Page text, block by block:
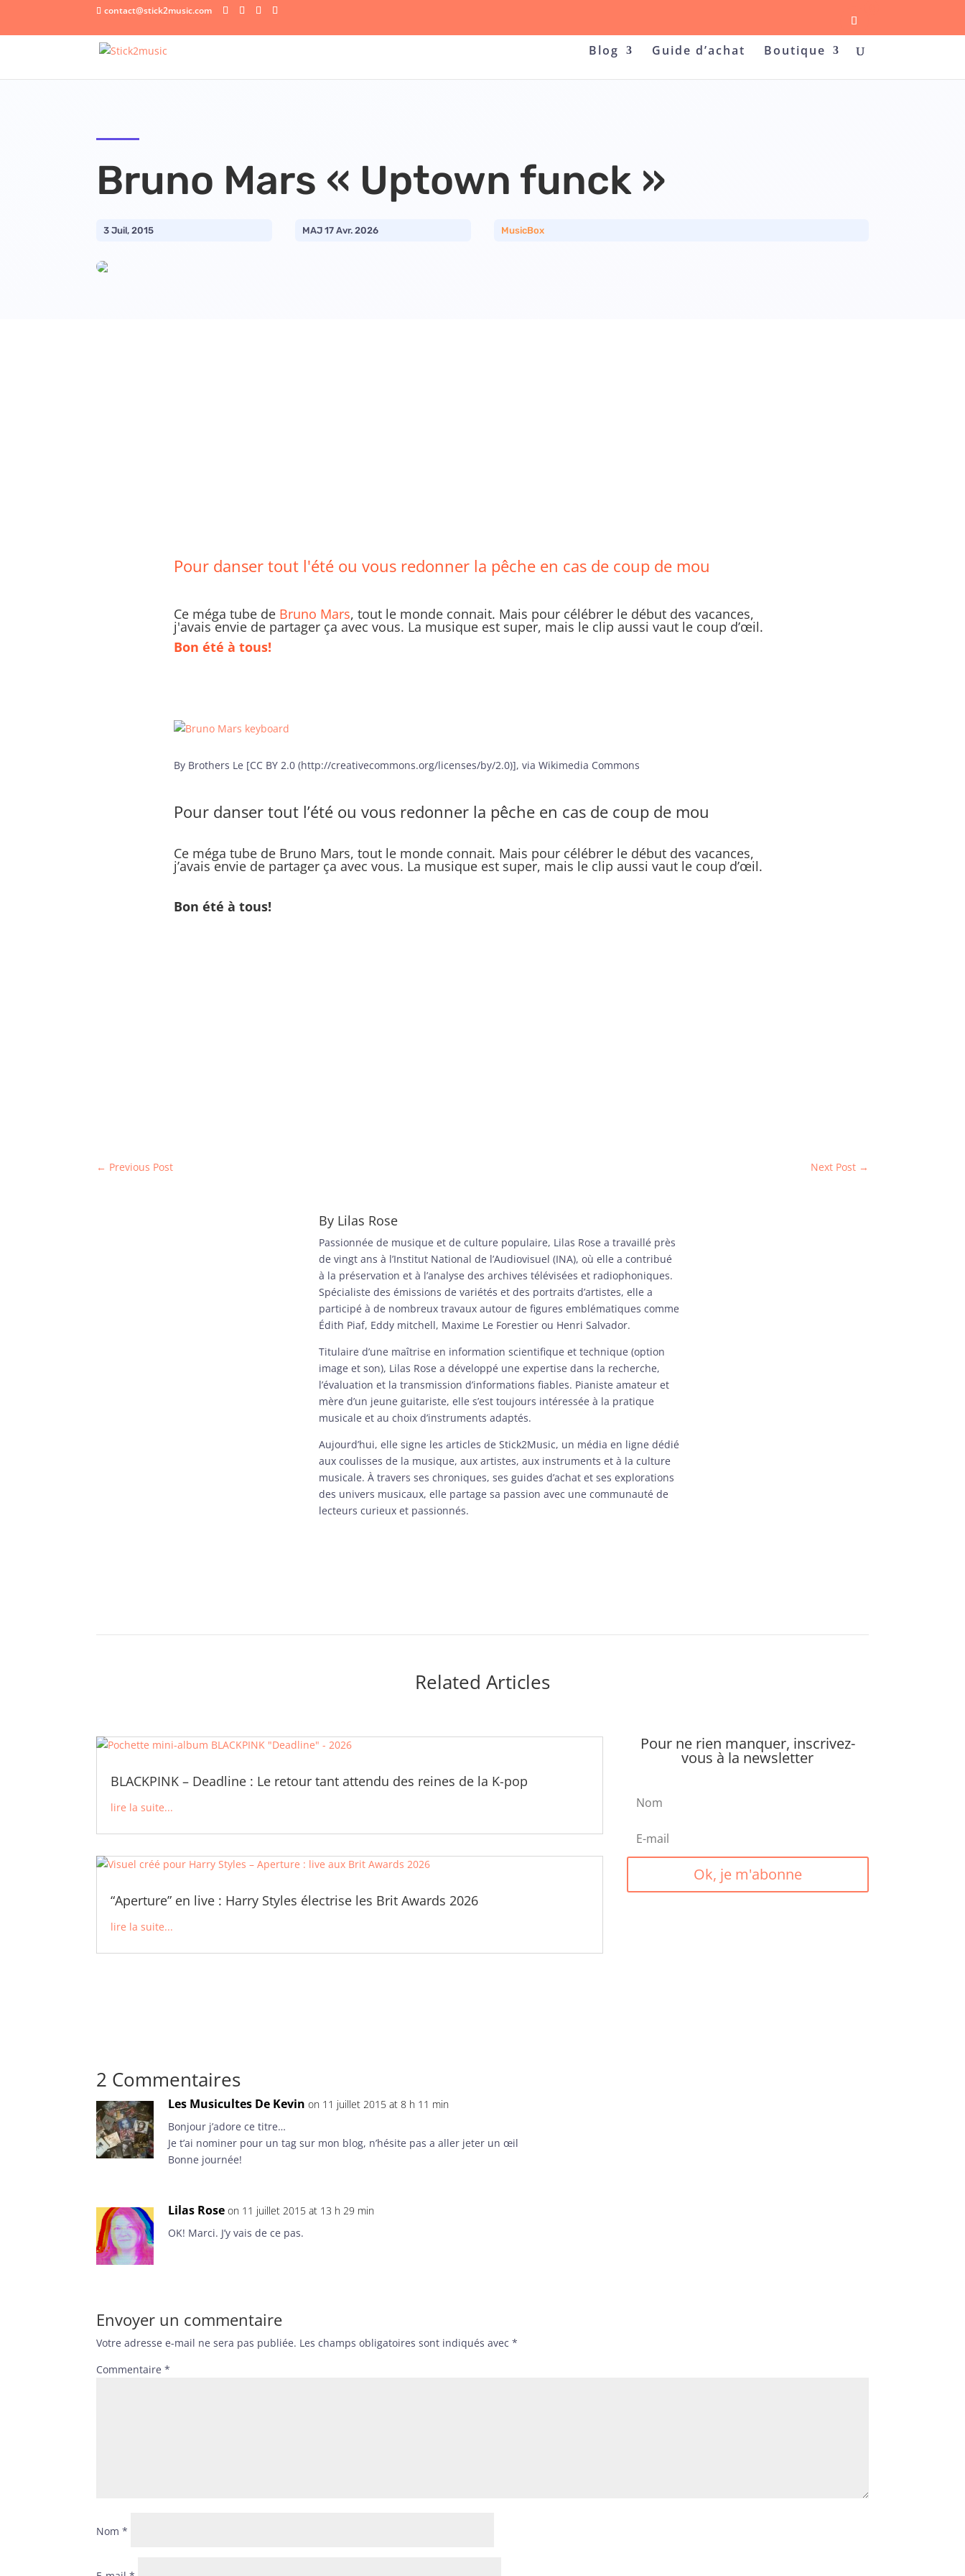
contact@stick2music.com
Blog Guide d’achat Boutique
Bruno Mars « Uptown funck »
3 Juil, 2015 MAJ 17 Avr. 2026 MusicBox
Pour danser tout l'été ou vous redonner la pêche en cas de coup de mou
Ce méga tube de Bruno Mars, tout le monde connait. Mais pour célébrer le début des vacances,
j'avais envie de partager ça avec vous. La musique est super, mais le clip aussi vaut le coup d’œil.
Bon été à tous!
By Brothers Le [CC BY 2.0 (http://creativecommons.org/licenses/by/2.0)], via Wikimedia Commons
Pour danser tout l’été ou vous redonner la pêche en cas de coup de mou
Ce méga tube de Bruno Mars, tout le monde connait. Mais pour célébrer le début des vacances,
j’avais envie de partager ça avec vous. La musique est super, mais le clip aussi vaut le coup d’œil.
Bon été à tous!
← Previous Post Next Post→
By Lilas Rose
Passionnée de musique et de culture populaire, Lilas Rose a travaillé près
de vingt ans à l’Institut National de l’Audiovisuel (INA), où elle a contribué
à la préservation et à l’analyse des archives télévisées et radiophoniques.
Spécialiste des émissions de variétés et des portraits d’artistes, elle a
participé à de nombreux travaux autour de figures emblématiques comme
Édith Piaf, Eddy mitchell, Maxime Le Forestier ou Henri Salvador.
Titulaire d’une maîtrise en information scientifique et technique (option
image et son), Lilas Rose a développé une expertise dans la recherche,
l’évaluation et la transmission d’informations fiables. Pianiste amateur et
mère d’un jeune guitariste, elle s’est toujours intéressée à la pratique
musicale et au choix d’instruments adaptés.
Aujourd’hui, elle signe les articles de Stick2Music, un média en ligne dédié
aux coulisses de la musique, aux artistes, aux instruments et à la culture
musicale. À travers ses chroniques, ses guides d’achat et ses explorations
des univers musicaux, elle partage sa passion avec une communauté de
lecteurs curieux et passionnés.
Related Articles
BLACKPINK – Deadline : Le retour tant attendu des reines de la K-pop
lire la suite...
“Aperture” en live : Harry Styles électrise les Brit Awards 2026
lire la suite...
Pour ne rien manquer, inscrivez-
vous à la newsletter
Ok, je m'abonne
2 Commentaires
Les Musicultes De Kevin on 11 juillet 2015 at 8 h 11 min
Bonjour j’adore ce titre…
Je t’ai nominer pour un tag sur mon blog, n’hésite pas a aller jeter un œil
Bonne journée!
Lilas Rose on 11 juillet 2015 at 13 h 29 min
OK! Marci. J’y vais de ce pas.
Envoyer un commentaire
Votre adresse e-mail ne sera pas publiée. Les champs obligatoires sont indiqués avec*
Commentaire*
Nom*